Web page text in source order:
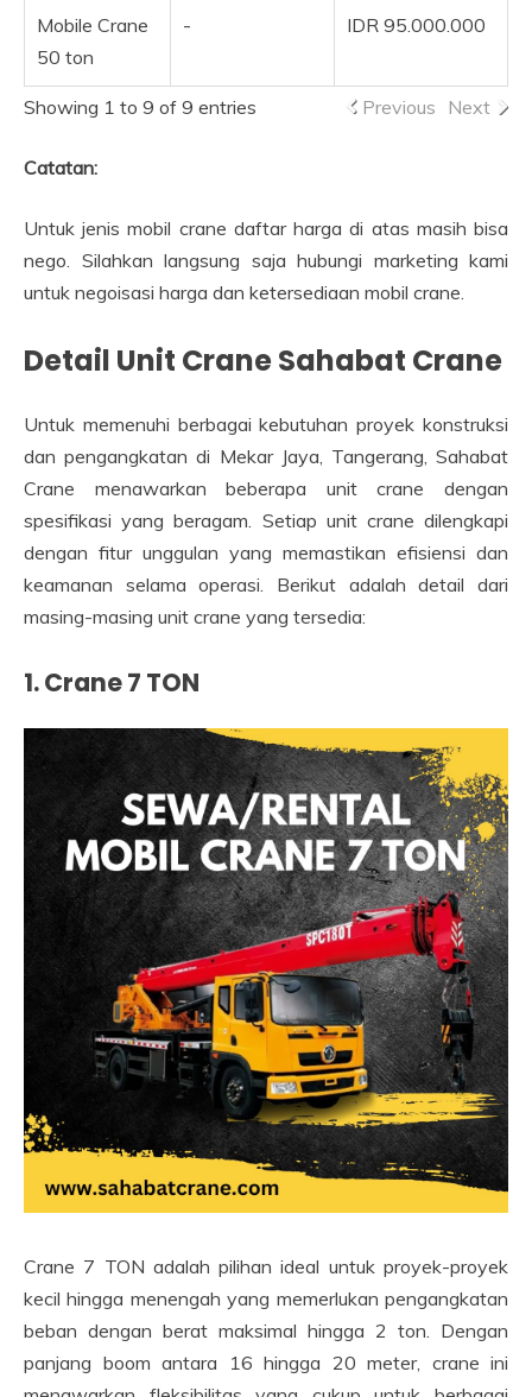
Mobile Crane
50 ton
- IDR 95.000.000
Showing 1 to 9 of 9 entries Previous Next
Catatan:
Untuk jenis mobil crane daftar harga di atas masih bisa
nego. Silahkan langsung saja hubungi marketing kami
untuk negoisasi harga dan ketersediaan mobil crane.
Detail Unit Crane Sahabat Crane
Untuk memenuhi berbagai kebutuhan proyek konstruksi
dan pengangkatan di Mekar Jaya, Tangerang, Sahabat
Crane menawarkan beberapa unit crane dengan
spesifikasi yang beragam. Setiap unit crane dilengkapi
dengan fitur unggulan yang memastikan efisiensi dan
keamanan selama operasi. Berikut adalah detail dari
masing-masing unit crane yang tersedia:
1. Crane 7 TON
Crane 7 TON adalah pilihan ideal untuk proyek-proyek
kecil hingga menengah yang memerlukan pengangkatan
beban dengan berat maksimal hingga 2 ton. Dengan
panjang boom antara 16 hingga 20 meter, crane ini